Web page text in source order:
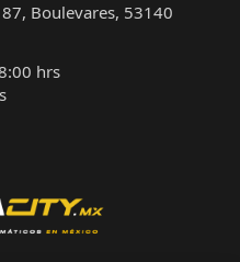
Boulevares, 53140
hrs